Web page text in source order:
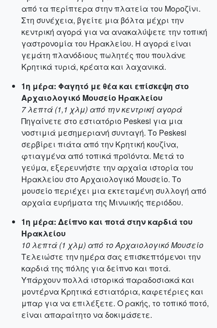
από τα περίπτερα στην πλατεία του Μοροζίνι.
Στη συνέχεια, βγείτε μια βόλτα μέχρι την
κεντρική αγορά για να ανακαλύψετε την τοπική
γαστρονομία του Ηρακλείου. Η αγορά είναι
γεμάτη πλανόδιους πωλητές που πουλάνε
Κρητικά τυριά, κρέατα και λαχανικά.
1η μέρα: Φαγητό με θέα και επίσκεψη στο
Αρχαιολογικό Μουσείο Ηρακλείου
7 λεπτά (1,1 χλμ) από την κεντρική αγορά
Πηγαίνετε στο εστιατόριο Peskesi για μια
νοστιμιά μεσημεριανή συνταγή. Το Peskesi
σερβίρει πιάτα από την Κρητική κουζίνα,
φτιαγμένα από τοπικά προϊόντα. Μετά το
γεύμα, εξερευνήστε την αρχαία ιστορία του
Ηρακλείου στο Αρχαιολογικό Μουσείο. Το
μουσείο περιέχει μια εκτεταμένη συλλογή από
αρχαία ευρήματα της Μινωικής περιόδου.
1η μέρα: Δείπνο και ποτά στην καρδιά του
Ηρακλείου
10 λεπτά (1 χλμ) από το Αρχαιολογικό Μουσείο
Τελειώστε την ημέρα σας επισκεπτόμενοι την
καρδιά της πόλης για δείπνο και ποτά.
Υπάρχουν πολλά ιστορικά παραδοσιακά και
μοντέρνα Κρητικά εστιατόρια, καφετέριες και
μπαρ για να επιλέξετε. Ο ρακής, το τοπικό ποτό,
είναι απαραίτητο να δοκιμάσετε.